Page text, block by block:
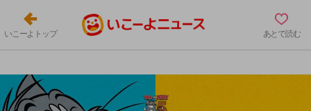
いこーよトップ あとで読む